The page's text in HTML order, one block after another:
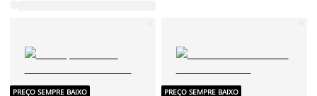
PREÇO SEMPRE BAIXO PREÇO SEMPRE BAIXO